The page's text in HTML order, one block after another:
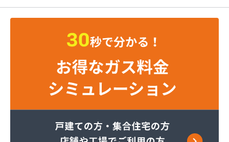
クイックストア
コマツヤ
タナベ商会